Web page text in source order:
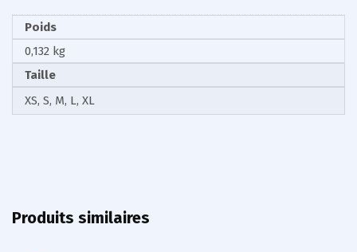
Poids
0,132 kg
Taille
XS, S, M, L, XL
Produits similaires